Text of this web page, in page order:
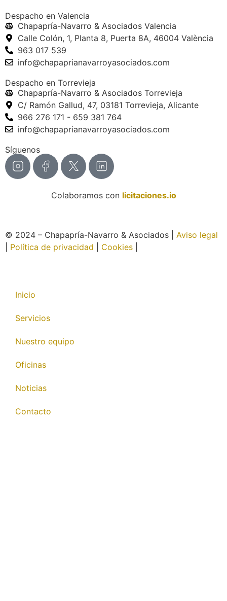
Despacho en Valencia
Chapapría-Navarro & Asociados Valencia
Calle Colón, 1, Planta 8, Puerta 8A, 46004 València
963 017 539
info@chapaprianavarroyasociados.com
Despacho en Torrevieja
Chapapría-Navarro & Asociados Torrevieja
C/ Ramón Gallud, 47, 03181 Torrevieja, Alicante
966 276 171 - 659 381 764
info@chapaprianavarroyasociados.com
Síguenos
Colaboramos con licitaciones.io
© 2024 – Chapapría-Navarro & Asociados | Aviso legal
Política de privacidad Cookies
Inicio
Servicios
Nuestro equipo
Oficinas
Noticias
Contacto